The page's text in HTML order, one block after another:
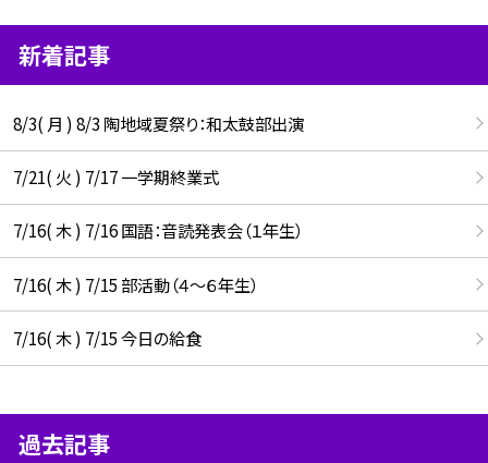
新着記事
8/3( 月 ) 8/3 陶地域夏祭り：和太鼓部出演
7/21( 火 ) 7/17 一学期終業式
7/16( 木 ) 7/16 国語：音読発表会（１年生）
7/16( 木 ) 7/15 部活動（４～６年生）
7/16( 木 ) 7/15 今日の給食
過去記事